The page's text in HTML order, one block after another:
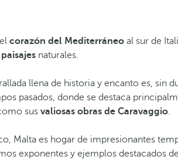
corazón del Mediterráneo al sur de
naturales.
llena de historia y encanto es, sin
pasados, donde se destaca
sus valiosas obras de Caravaggio.
Malta es hogar de impresionantes
exponentes y ejemplos destacados